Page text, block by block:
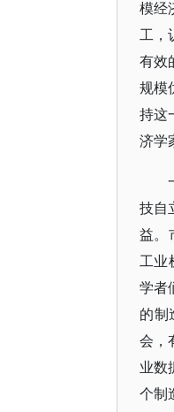
模经
工，
有效
规模
持这
济学
技自
益。
工业
学者
的制
会，
业数
个制